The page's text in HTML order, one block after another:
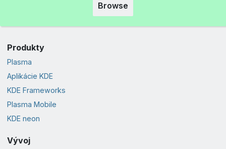
Browse
Produkty
Plasma
Aplikácie KDE
KDE Frameworks
Plasma Mobile
KDE neon
Vývoj